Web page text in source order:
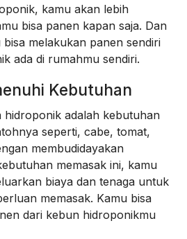
kamu akan lebih
bisa panen kapan saja. Dan
melakukan panen sendiri
ada di rumahmu sendiri.
Kebutuhan
hidroponik adalah kebutuhan
seperti, cabe, tomat,
membudidayakan
memasak ini, kamu
biaya dan tenaga untuk
memasak. Kamu bisa
dari kebun hidroponikmu